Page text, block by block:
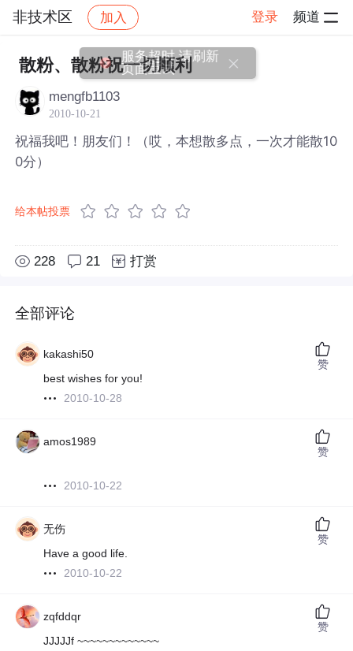
非技术区 加入 登录 频道
社区 非技术区 帖子详情
散粉、散粉祝一切顺利
mengfb1103
2010-10-21
祝福我吧！朋友们！（哎，本想散多点，一次才能散10
0分）
给本帖投票
228 21 打赏
全部评论
kakashi50
best wishes for you!
2010-10-28
赞
amos1989
2010-10-22
赞
无伤
Have a good life.
2010-10-22
赞
zqfddqr
JJJJJf ~~~~~~~~~~~~~
赞
服务超时,请刷新
页面重试